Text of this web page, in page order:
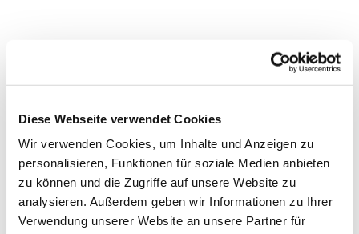
Diese Webseite verwendet Cookies
Wir verwenden Cookies, um Inhalte und Anzeigen zu
personalisieren, Funktionen für soziale Medien anbieten
zu können und die Zugriffe auf unsere Website zu
analysieren. Außerdem geben wir Informationen zu Ihrer
Verwendung unserer Website an unsere Partner für
Dies könnte Sie auch